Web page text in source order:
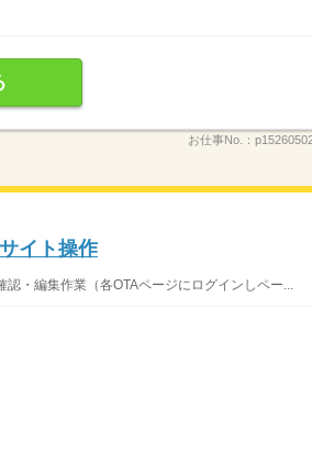
お仕事No.：
イト操作
・編集作業（各OTAページにログインしペー...